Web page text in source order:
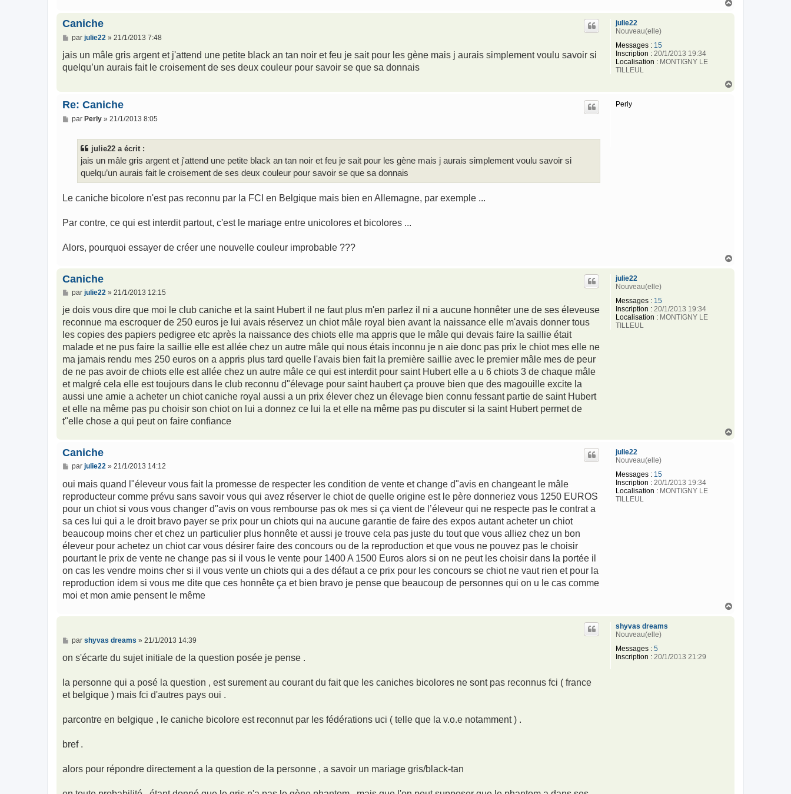
julie22
Nouveau(elle)
Messages : 15
Inscription : 20/1/2013 19:34
Localisation : MONTIGNY LE
TILLEUL
Caniche
M
s
a
par julie22 » 21/1/2013 7:48
jais un mâle gris argent et j'attend une petite black an tan noir et feu je sait pour les gène mais j aurais simplement voulu savoir si
quelqu’un aurais fait le croisement de ses deux couleur pour savoir se que sa donnais
Perly
Re: Caniche
M
par Perly» 21/1/2013 8:05
julie22 a écrit :
jais un mâle gris argent et j'attend une petite black an tan noir et feu je sait pour les gène mais j aurais simplement voulu savoir si
quelqu’un aurais fait le croisement de ses deux couleur pour savoir se que sa donnais
Le caniche bicolore n'est pas reconnu par la FCI en Belgique mais bien en Allemagne, par exemple ...
Par contre, ce qui est interdit partout, c'est le mariage entre unicolores et bicolores ...
Alors, pourquoi essayer de créer une nouvelle couleur improbable ???
julie22
Nouveau(elle)
Messages : 15
Inscription : 20/1/2013 19:34
Localisation : MONTIGNY LE
TILLEUL
Caniche
M
s
a
g
par julie22» 21/1/2013 12:15
je dois vous dire que moi le club caniche et la saint Hubert il ne faut plus m'en parlez il ni a aucune honnêter une de ses éleveuse
reconnue ma escroquer de 250 euros je lui avais réservez un chiot mâle royal bien avant la naissance elle m'avais donner tous
les copies des papiers pedigree etc après la naissance des chiots elle ma appris que le mâle qui devais faire la saillie était
malade et ne pus faire la saillie elle est allée chez un autre mâle qui nous étais inconnu je n aie donc pas prix le chiot mes elle ne
ma jamais rendu mes 250 euros on a appris plus tard quelle l'avais bien fait la première saillie avec le premier mâle mes de peur
de ne pas avoir de chiots elle est allée chez un autre mâle ce qui est interdit pour saint Hubert elle a u 6 chiots 3 de chaque mâle
et malgré cela elle est toujours dans le club reconnu d"élevage pour saint haubert ça prouve bien que des magouille excite la
aussi une amie a acheter un chiot caniche royal aussi a un prix élever chez un élevage bien connu fessant partie de saint Hubert
et elle na même pas pu choisir son chiot on lui a donnez ce lui la et elle na même pas pu discuter si la saint Hubert permet de
t"elle chose a qui peut on faire confiance
julie22
Nouveau(elle)
Messages : 15
Inscription : 20/1/2013 19:34
Localisation : MONTIGNY LE
TILLEUL
Caniche
M
s
a
g
par julie22» 21/1/2013 14:12
oui mais quand l"éleveur vous fait la promesse de respecter les condition de vente et change d"avis en changeant le mâle
reproducteur comme prévu sans savoir vous qui avez réserver le chiot de quelle origine est le père donneriez vous 1250 EUROS
pour un chiot si vous vous changer d"avis on vous rembourse pas ok mes si ça vient de l’éleveur qui ne respecte pas le contrat a
sa ces lui qui a le droit bravo payer se prix pour un chiots qui na aucune garantie de faire des expos autant acheter un chiot
beaucoup moins cher et chez un particulier plus honnête et aussi je trouve cela pas juste du tout que vous alliez chez un bon
éleveur pour achetez un chiot car vous désirer faire des concours ou de la reproduction et que vous ne pouvez pas le choisir
pourtant le prix de vente ne change pas si il vous le vente pour 1400 A 1500 Euros alors si on ne peut les choisir dans la portée il
on cas les vendre moins cher si il vous vente un chiots qui a des défaut a ce prix pour les concours se chiot ne vaut rien et pour la
reproduction idem si vous me dite que ces honnête ça et bien bravo je pense que beaucoup de personnes qui on u le cas comme
moi et mon amie pensent le même
shyvas dreams
Nouveau(elle)
Messages : 5
Inscription : 20/1/2013 21:29
M
s
g
e
par shyvas dreams » 21/1/2013 14:39
on s'écarte du sujet initiale de la question posée je pense .
la personne qui a posé la question , est surement au courant du fait que les caniches bicolores ne sont pas reconnus fci ( france
et belgique ) mais fci d'autres pays oui .
parcontre en belgique , le caniche bicolore est reconnut par les fédérations uci ( telle que la v.o.e notamment ) .
bref .
alors pour répondre directement a la question de la personne , a savoir un mariage gris/black-tan